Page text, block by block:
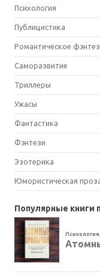
Психология
Публицистика
Романтическое
Саморазвитие
Триллеры
Ужасы
Фантастика
Фэнтези
Эзотерика
Юмористическая
Популярные книги
Психология